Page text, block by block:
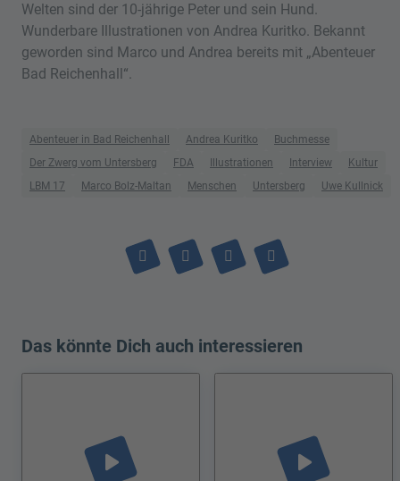
Welten sind der 10-jährige Peter und sein Hund.
Wunderbare Illustrationen von Andrea Kuritko. Bekannt
geworden sind Marco und Andrea bereits mit „Abenteuer
Bad Reichenhall“.
Abenteuer in Bad Reichenhall Andrea Kuritko
Buchmesse
Der Zwerg vom Untersberg
FDA Illustrationen Interview
Kultur
LBM 17
Marco Bolz-Maltan Menschen Untersberg Uwe Kullnick
Das könnte Dich auch interessieren
play_arrow play_arrow